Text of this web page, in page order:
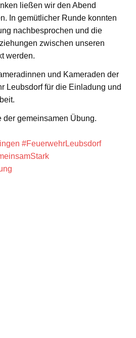
ließen wir den Abend
In gemütlicher Runde konnten
nachbesprochen und die
zwischen unseren
werden.
und Kameraden der
Leubsdorf für die Einladung und
der gemeinsamen Übung.
#FeuerwehrLeubsdorf